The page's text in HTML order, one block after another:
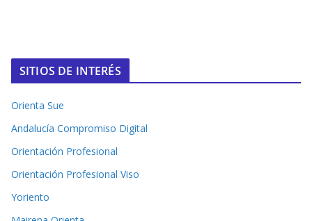
SITIOS DE INTERÉS
Orienta Sue
Andalucía Compromiso Digital
Orientación Profesional
Orientación Profesional Viso
Yoriento